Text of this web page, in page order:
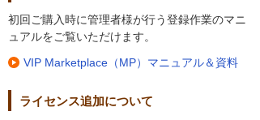
初回ご購入時に管理者様が行う登録作業のマニ
ュアルをご覧いただけます。
VIP Marketplace（MP）マニュアル＆資料
ライセンス追加について